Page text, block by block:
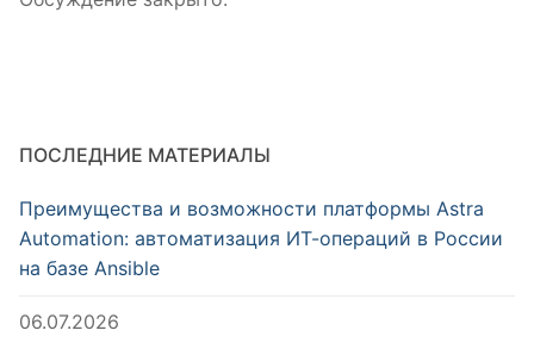
ПОСЛЕДНИЕ МАТЕРИАЛЫ
Преимущества и возможности платформы Astra
Automation: автоматизация ИТ-операций в России
на базе Ansible
06.07.2026